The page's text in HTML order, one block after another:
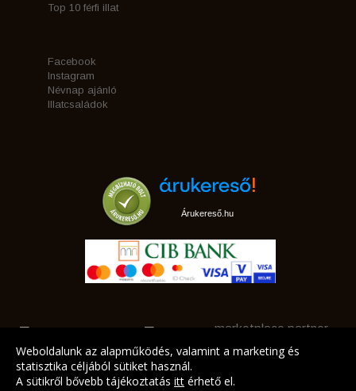
Top 10 férfi illat
Facebook
Instagram
Névnap ajánló
Illatcsaládok
Árukereső.hu
marketplace partner
Weboldalunk az alapműködés, valamint a marketing és
statisztika céljából sütiket használ.
A sütikről bővebb tájékoztatás itt érhető el.